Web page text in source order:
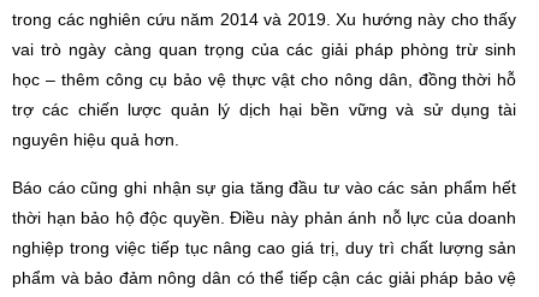
trong các nghiên cứu năm 2014 và 2019. Xu hướng này cho thấy
vai trò ngày càng quan trọng của các giải pháp phòng trừ sinh
học – thêm công cụ bảo vệ thực vật cho nông dân, đồng thời hỗ
trợ các chiến lược quản lý dịch hại bền vững và sử dụng tài
nguyên hiệu quả hơn.
Báo cáo cũng ghi nhận sự gia tăng đầu tư vào các sản phẩm hết
thời hạn bảo hộ độc quyền. Điều này phản ánh nỗ lực của doanh
nghiệp trong việc tiếp tục nâng cao giá trị, duy trì chất lượng sản
phẩm và bảo đảm nông dân có thể tiếp cận các giải pháp bảo vệ